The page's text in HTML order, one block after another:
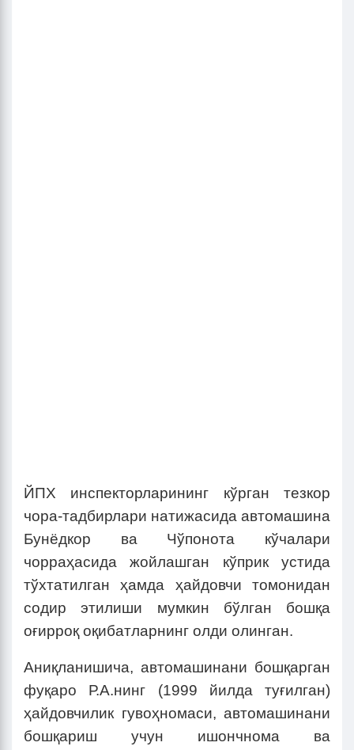
ЙПХ инспекторларининг кўрган тезкор
чора-тадбирлари натижасида автомашина
Бунёдкор ва Чўпонота кўчалари
чорраҳасида жойлашган кўприк устида
тўхтатилган ҳамда ҳайдовчи томонидан
содир этилиши мумкин бўлган бошқа
оғирроқ оқибатларнинг олди олинган.
Аниқланишича, автомашинани бошқарган
фуқаро Р.А.нинг (1999 йилда туғилган)
ҳайдовчилик гувоҳномаси, автомашинани
бошқариш учун ишончнома ва